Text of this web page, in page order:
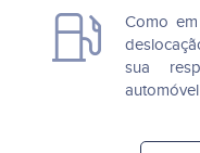
Como
sua